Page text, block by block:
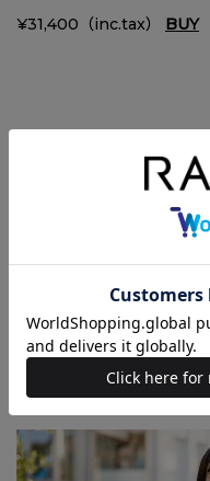
¥31,400（inc.tax） BUY
STYLE03 冬を盛
ート